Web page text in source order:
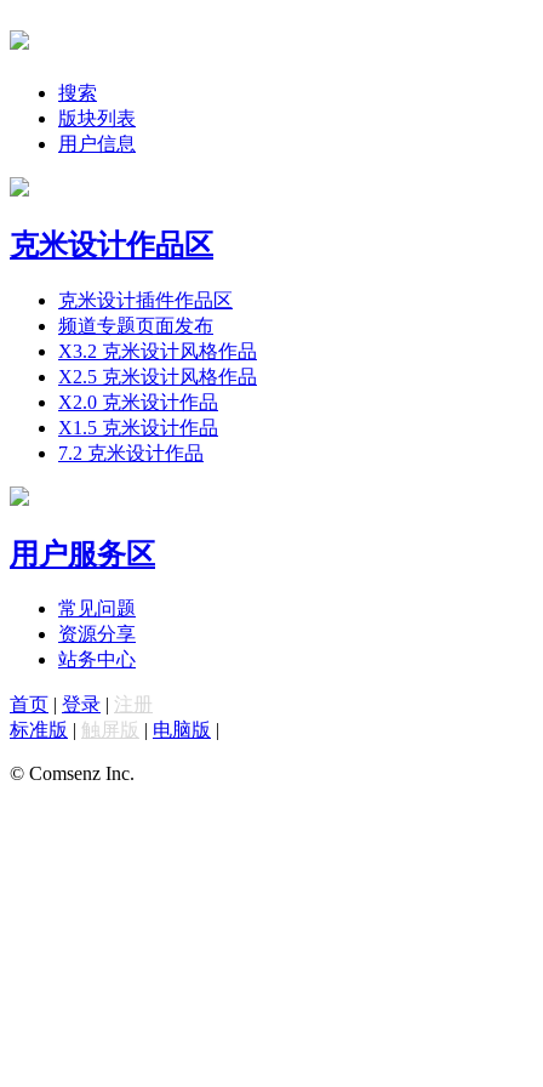
搜索
版块列表
用户信息
克米设计作品区
克米设计插件作品区
频道专题页面发布
X3.2 克米设计风格作品
X2.5 克米设计风格作品
X2.0 克米设计作品
X1.5 克米设计作品
7.2 克米设计作品
用户服务区
常见问题
资源分享
站务中心
首页 | 登录 | 注册
标准版 | 触屏版 | 电脑版 |
© Comsenz Inc.